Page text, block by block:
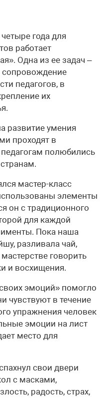
года для
работает
Одна из ее задач –
сопровождение
педагогов, в
их
развитие умения
проходят в
полюбились
мастер-класс
элементы
он с традиционного
для каждой
Пока наша
разливала чай,
говорить
и восхищения.
эмоций» помогло
чувствуют в течение
упражнения человек
эмоции на лист
место для
свои двери
с масками,
радость, страх,